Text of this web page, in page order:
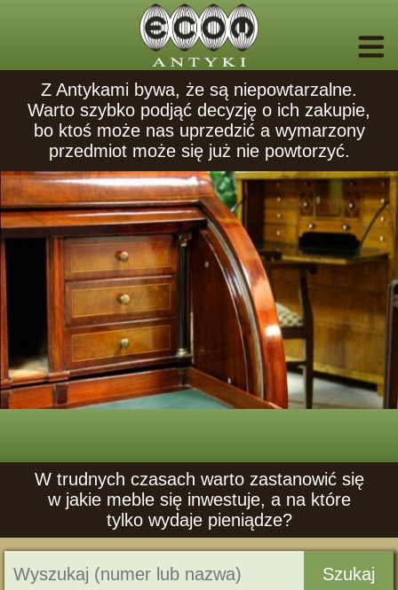
Z Antykami bywa, że są niepowtarzalne.
Warto szybko podjąć decyzję o ich zakupie,
bo ktoś może nas uprzedzić a wymarzony
przedmiot może się już nie powtorzyć.
W trudnych czasach warto zastanowić się
w jakie meble się inwestuje, a na które
tylko wydaje pieniądze?
Szukaj